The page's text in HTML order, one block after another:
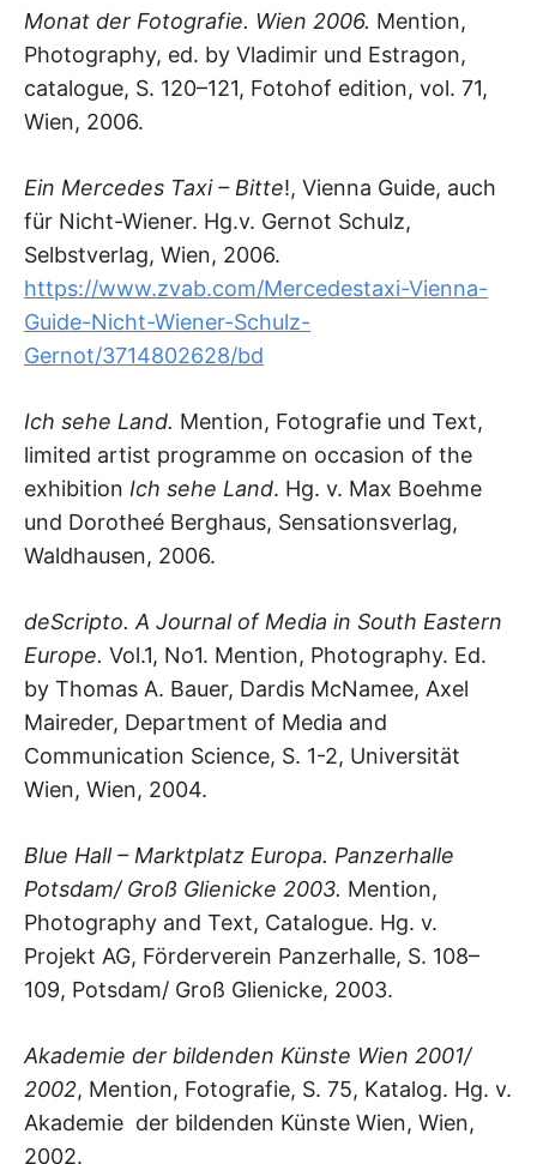
Monat der Fotografie. Wien 2006. Mention,
Photography, ed. by Vladimir und Estragon,
catalogue, S. 120–121, Fotohof edition, vol. 71,
Wien, 2006.
Ein Mercedes Taxi – Bitte!, Vienna Guide, auch
für Nicht-Wiener. Hg.v. Gernot Schulz,
Selbstverlag, Wien, 2006.
https://www.zvab.com/Mercedestaxi-Vienna-
Guide-Nicht-Wiener-Schulz-
Gernot/3714802628/bd
Ich sehe Land. Mention, Fotografie und Text,
limited artist programme on occasion of the
exhibition Ich sehe Land. Hg. v. Max Boehme
und Dorotheé Berghaus, Sensationsverlag,
Waldhausen, 2006.
deScripto. A Journal of Media in South Eastern
Europe. Vol.1, No1. Mention, Photography. Ed.
by Thomas A. Bauer, Dardis McNamee, Axel
Maireder, Department of Media and
Communication Science, S. 1-2, Universität
Wien, Wien, 2004.
Blue Hall – Marktplatz Europa. Panzerhalle
Potsdam/ Groß Glienicke 2003. Mention,
Photography and Text, Catalogue. Hg. v.
Projekt AG, Förderverein Panzerhalle, S. 108–
109, Potsdam/ Groß Glienicke, 2003.
Akademie der bildenden Künste Wien 2001/
2002, Mention, Fotografie, S. 75, Katalog. Hg. v.
Akademie der bildenden Künste Wien, Wien,
2002.